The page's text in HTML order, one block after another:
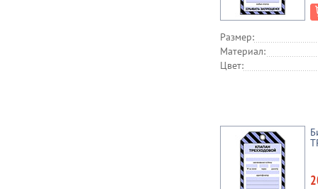
Размер:
Материал:
Цвет: